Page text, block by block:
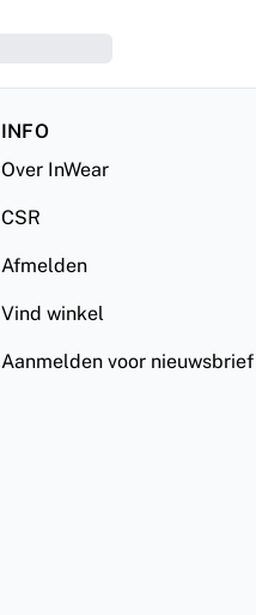
INFO
Over InWear
CSR
Afmelden
Vind winkel
Aanmelden voor nieuwsbrief